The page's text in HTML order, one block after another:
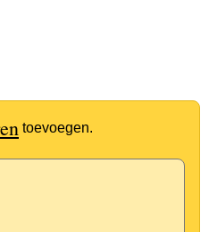
toevoegen.